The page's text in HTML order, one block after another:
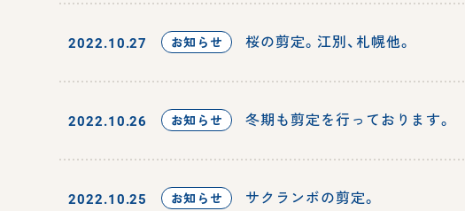
2022.10.27 お知らせ 桜の剪定。江別、札幌他。
2022.10.26 お知らせ 冬期も剪定を行っております。
2022.10.25 お知らせ サクランボの剪定。